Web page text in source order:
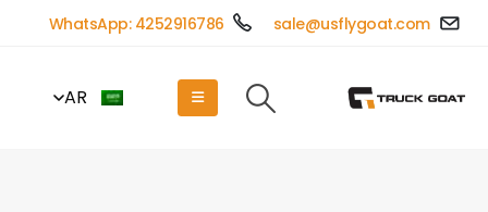
sale@usflygoat.com
WhatsApp: 4252916786
AR